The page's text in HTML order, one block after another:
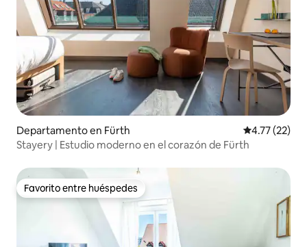
Departamento en Fürth Calificación
4.77 (22)
Stayery | Estudio moderno en el corazón de Fürth
Favorito entre huéspedes
Favorito entre huéspedes